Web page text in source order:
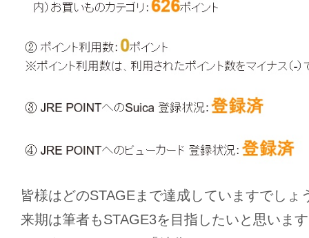
皆様はどのSTAGEまで達成していますでしょ
来期は筆者もSTAGE3を目指したいと思いま